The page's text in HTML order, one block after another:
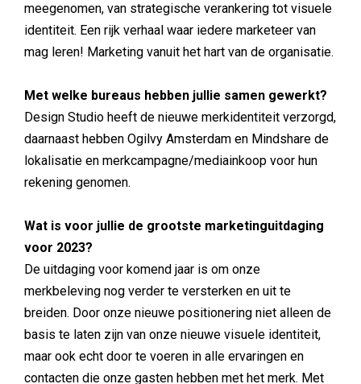
meegenomen, van strategische verankering tot visuele
identiteit. Een rijk verhaal waar iedere marketeer van
mag leren! Marketing vanuit het hart van de organisatie.
Met welke bureaus hebben jullie samen gewerkt?
Design Studio heeft de nieuwe merkidentiteit verzorgd,
daarnaast hebben Ogilvy Amsterdam en Mindshare de
lokalisatie en merkcampagne/mediainkoop voor hun
rekening genomen.
Wat is voor jullie de grootste marketinguitdaging
voor 2023?
De uitdaging voor komend jaar is om onze
merkbeleving nog verder te versterken en uit te
breiden. Door onze nieuwe positionering niet alleen de
basis te laten zijn van onze nieuwe visuele identiteit,
maar ook echt door te voeren in alle ervaringen en
contacten die onze gasten hebben met het merk. Met